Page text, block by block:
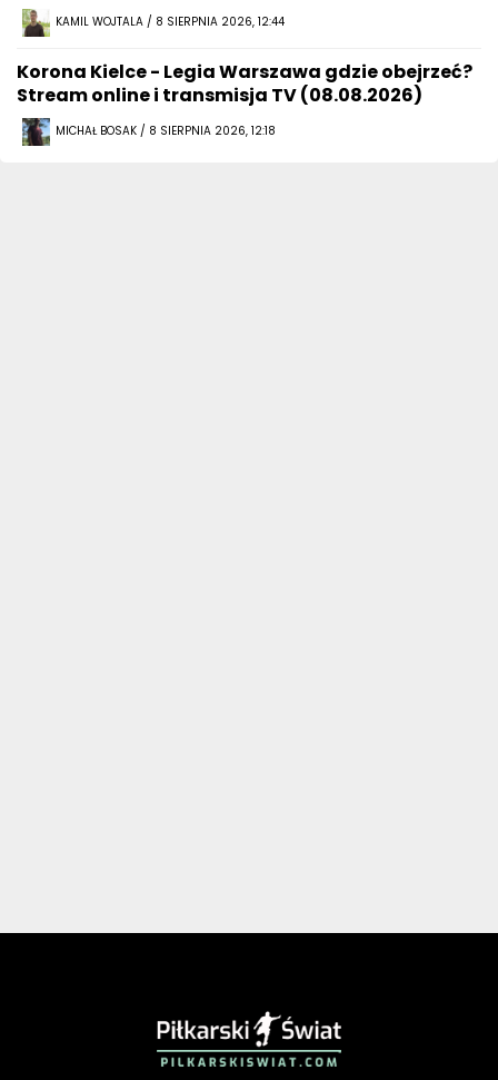
KAMIL WOJTALA / 8 SIERPNIA 2026, 12:44
Korona Kielce - Legia Warszawa gdzie obejrzeć?
Stream online i transmisja TV (08.08.2026)
MICHAŁ BOSAK / 8 SIERPNIA 2026, 12:18